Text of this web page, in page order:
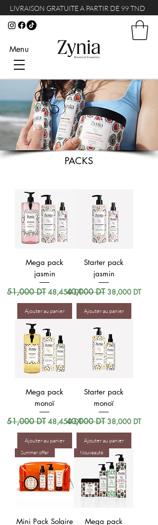
Menu
LIVRAISON GRATUITE A PARTIR DE 99 TND
PACKS
Mega pack
jasmin
Prix original
51,000 DT Prix promotionnel
48,450 DT
Ajouter au panier
Starter pack
jasmin
Prix original
40,000 DT Prix promotionnel
38,000 DT
Ajouter au panier
Mega pack
monoï
Prix original
51,000 DT Prix promotionnel
48,450 DT
Ajouter au panier
Starter pack
monoï
Prix original
40,000 DT Prix promotionnel
38,000 DT
Ajouter au panier
Summer offer
Mini Pack Solaire
Nouveauté
Mega pack